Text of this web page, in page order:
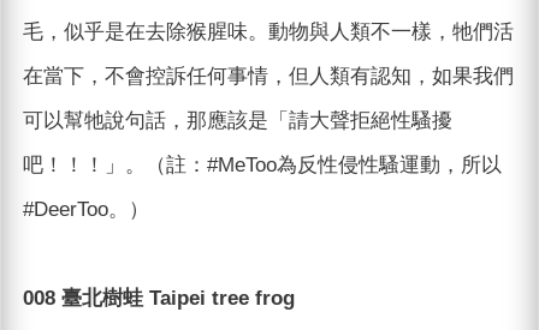
毛，似乎是在去除猴腥味。動物與人類不一樣，牠們活
在當下，不會控訴任何事情，但人類有認知，如果我們
可以幫牠說句話，那應該是「請大聲拒絕性騷擾
吧！！！」。（註：#MeToo為反性侵性騷運動，所以
#DeerToo。）
008 臺北樹蛙 Taipei tree frog